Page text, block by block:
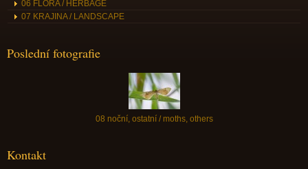
06 FLÓRA / HERBAGE
07 KRAJINA / LANDSCAPE
Poslední fotografie
08 noční, ostatní / moths, others
Kontakt